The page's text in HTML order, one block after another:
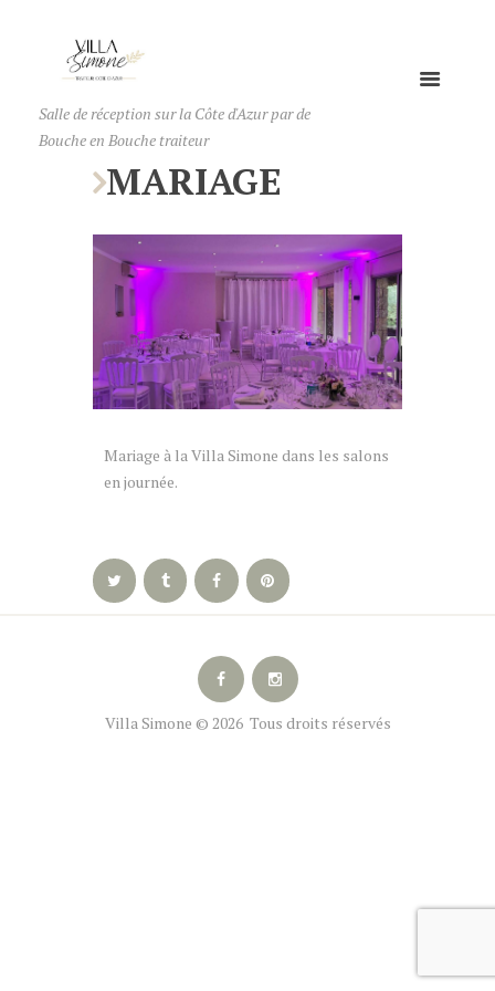
Salle de réception sur la Côte d'Azur par de
Bouche en Bouche traiteur
MARIAGE
Mariage à la Villa Simone dans les salons
en journée.
Villa Simone © 2026 Tous droits réservés